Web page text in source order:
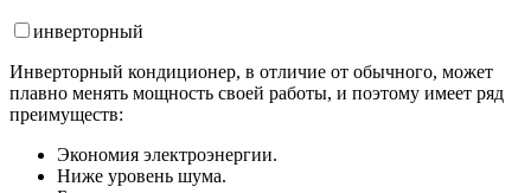
инверторный
Инверторный кондиционер, в отличие от обычного, может
плавно менять мощность своей работы, и поэтому имеет ряд
преимуществ:
Экономия электроэнергии.
Ниже уровень шума.